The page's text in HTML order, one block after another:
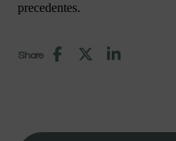
precedentes.
Share